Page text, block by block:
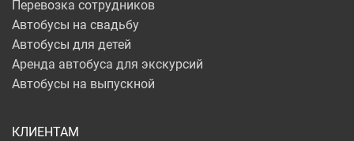
Перевозка сотрудников
Автобусы на свадьбу
Автобусы для детей
Аренда автобуса для экскурсий
Автобусы на выпускной
КЛИЕНТАМ